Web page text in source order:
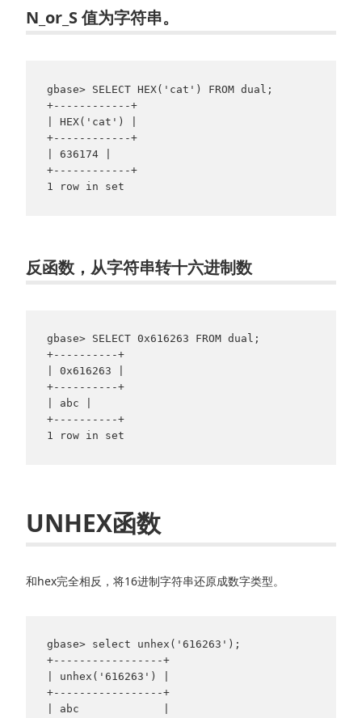
N_or_S 值为字符串。
gbase> SELECT HEX('cat') FROM dual;
+------------+
| HEX('cat') |
+------------+
| 636174 |
+------------+
1 row in set
反函数，从字符串转十六进制数
gbase> SELECT 0x616263 FROM dual;
+----------+
| 0x616263 |
+----------+
| abc |
+----------+
UNHEX函数
和hex完全相反，将16进制字符串还原成数字类型。
gbase> select unhex('616263');
+-----------------+
| unhex('616263') |
+-----------------+
| abc             |